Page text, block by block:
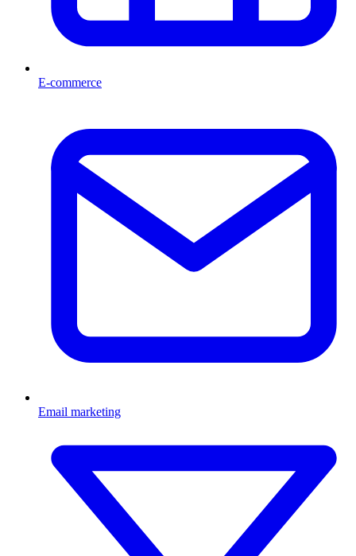
E-commerce
Email marketing